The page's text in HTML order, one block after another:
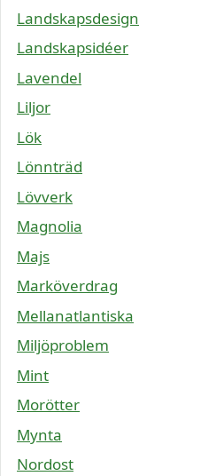
Landskapsdesign
Landskapsidéer
Lavendel
Liljor
Lök
Lönnträd
Lövverk
Magnolia
Majs
Marköverdrag
Mellanatlantiska
Miljöproblem
Mint
Morötter
Mynta
Nordost